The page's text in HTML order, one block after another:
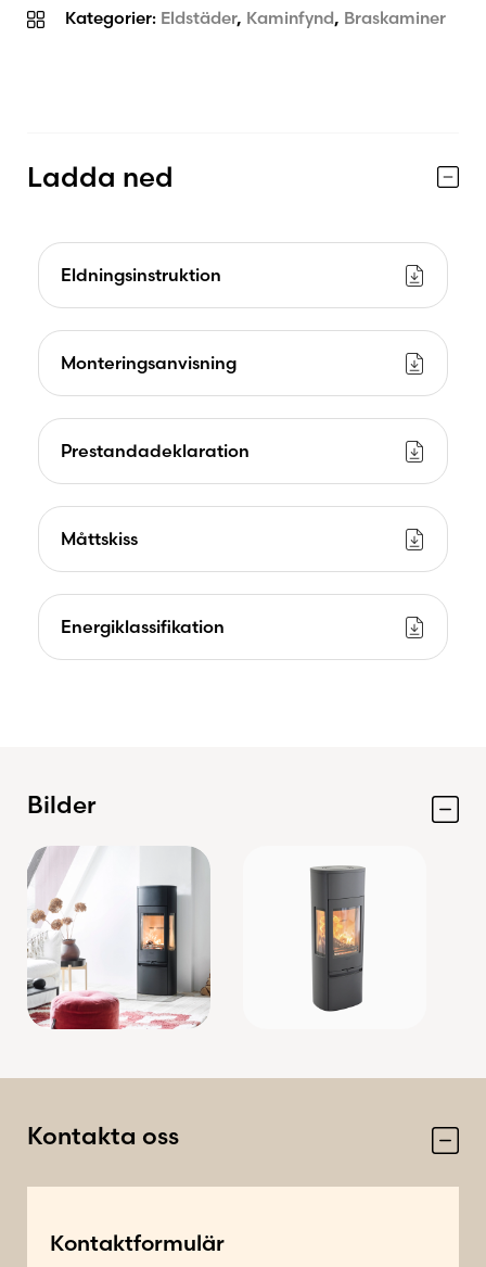
Kategorier: Eldstäder, Kaminfynd, Braskaminer
Ladda ned
Eldningsinstruktion
Monteringsanvisning
Prestandadeklaration
Måttskiss
Energiklassifikation
Bilder
Kontakta oss
1
O
Kontaktformulär